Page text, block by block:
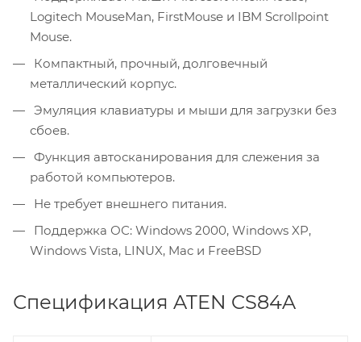
Logitech MouseMan, FirstMouse и IBM Scrollpoint
Mouse.
Компактный, прочный, долговечный
металлический корпус.
Эмуляция клавиатуры и мыши для загрузки без
сбоев.
Функция автосканирования для слежения за
работой компьютеров.
Не требует внешнего питания.
Поддержка ОС: Windows 2000, Windows XP,
Windows Vista, LINUX, Mac и FreeBSD
Спецификация ATEN CS84A